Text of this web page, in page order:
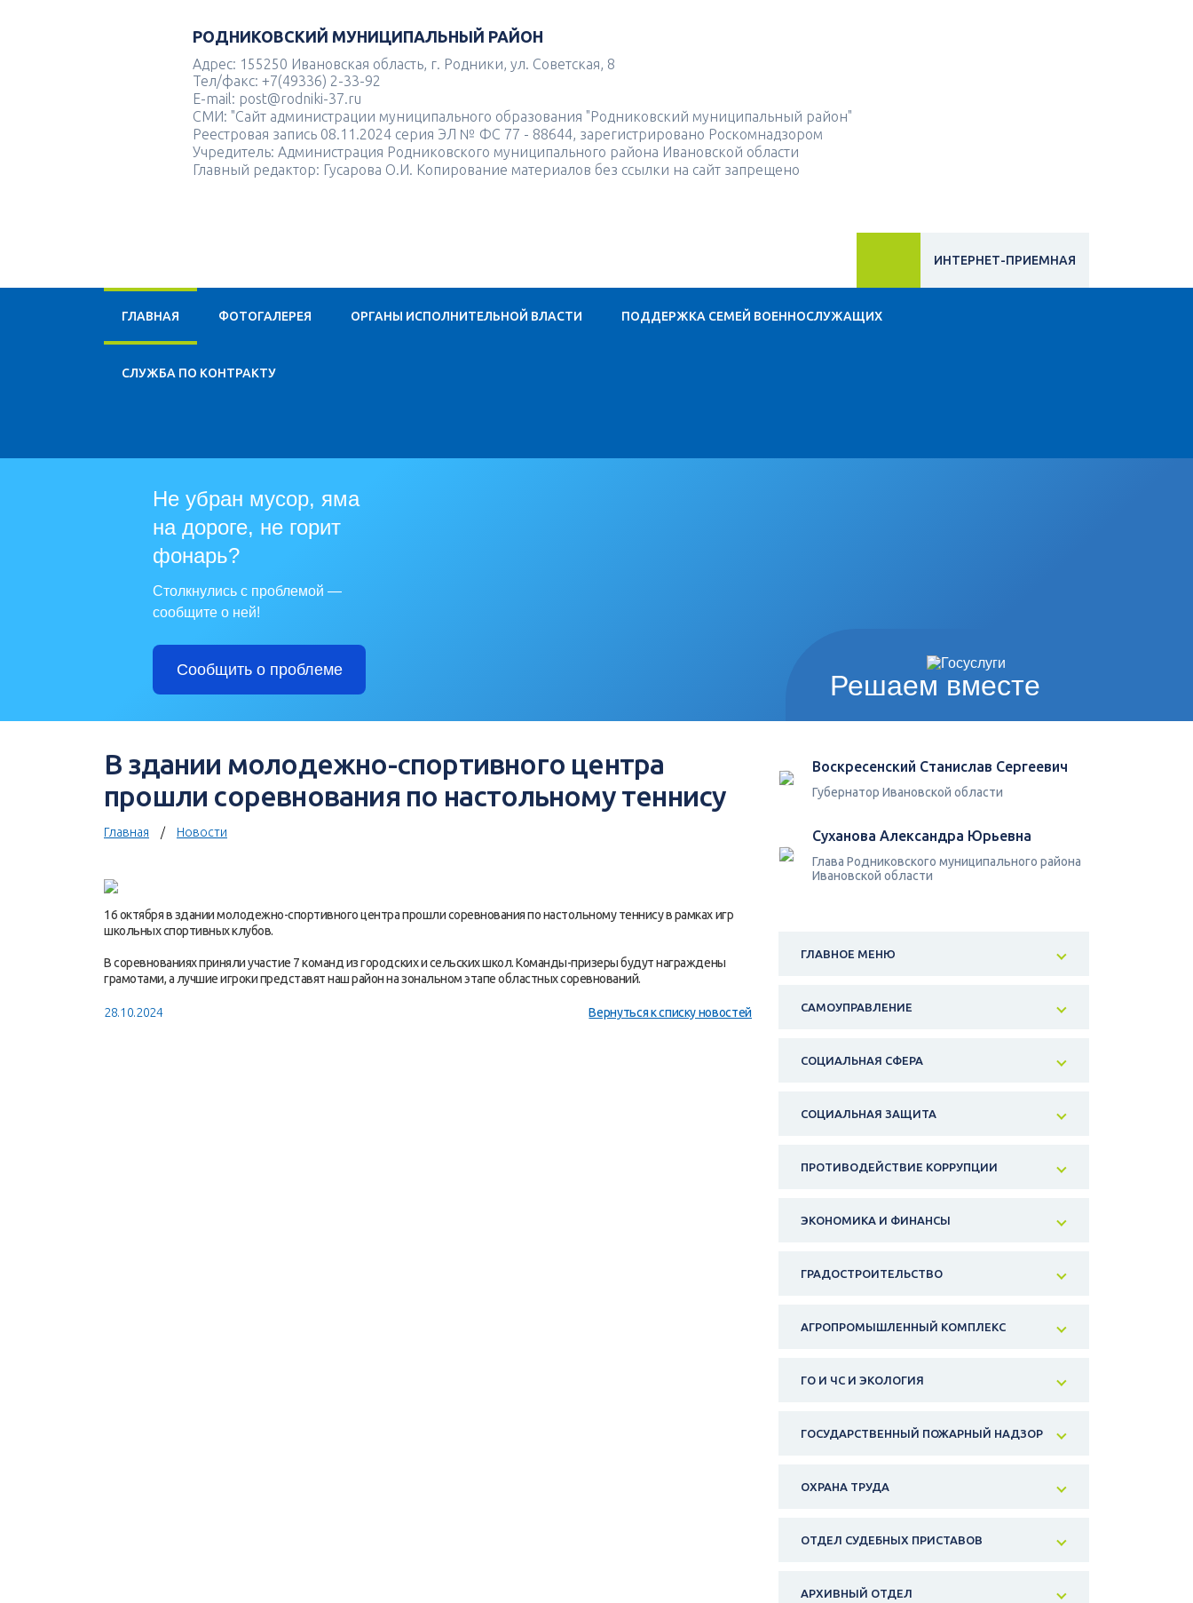
РОДНИКОВСКИЙ МУНИЦИПАЛЬНЫЙ РАЙОН
Адрес: 155250 Ивановская область, г. Родники, ул. Советская, 8
Тел/факс: +7(49336) 2-33-92
E-mail: post@rodniki-37.ru
СМИ: "Сайт администрации муниципального образования "Родниковский муниципальный район"
Реестровая запись 08.11.2024 серия ЭЛ № ФС 77 - 88644, зарегистрировано Роскомнадзором
Учредитель: Администрация Родниковского муниципального района Ивановской области
Главный редактор: Гусарова О.И. Копирование материалов без ссылки на сайт запрещено
ИНТЕРНЕТ-ПРИЕМНАЯ
ГЛАВНАЯ ФОТОГАЛЕРЕЯ ОРГАНЫ ИСПОЛНИТЕЛЬНОЙ ВЛАСТИ ПОДДЕРЖКА СЕМЕЙ ВОЕННОСЛУЖАЩИХ
CЛУЖБА ПО КОНТРАКТУ
Решаем вместе
Не убран мусор, яма
на дороге, не горит
фонарь?
Столкнулись с проблемой —
сообщите о ней!
Сообщить о проблеме
В здании молодежно-спортивного центра
прошли соревнования по настольному теннису
Главная Новости
16 октября в здании молодежно-спортивного центра прошли соревнования по настольному теннису в рамках игр
школьных спортивных клубов.
В соревнованиях приняли участие 7 команд из городских и сельских школ. Команды-призеры будут награждены
грамотами, а лучшие игроки представят наш район на зональном этапе областных соревнований.
28.10.2024 Вернуться к списку новостей
Воскресенский Станислав Сергеевич
Губернатор Ивановской области
Суханова Александра Юрьевна
Глава Родниковского муниципального района
Ивановской области
ГЛАВНОЕ МЕНЮ
САМОУПРАВЛЕНИЕ
СОЦИАЛЬНАЯ СФЕРА
СОЦИАЛЬНАЯ ЗАЩИТА
ПРОТИВОДЕЙСТВИЕ КОРРУПЦИИ
ЭКОНОМИКА И ФИНАНСЫ
ГРАДОСТРОИТЕЛЬСТВО
АГРОПРОМЫШЛЕННЫЙ КОМПЛЕКС
ГО И ЧС И ЭКОЛОГИЯ
ГОСУДАРСТВЕННЫЙ ПОЖАРНЫЙ НАДЗОР
ОХРАНА ТРУДА
ОТДЕЛ СУДЕБНЫХ ПРИСТАВОВ
АРХИВНЫЙ ОТДЕЛ